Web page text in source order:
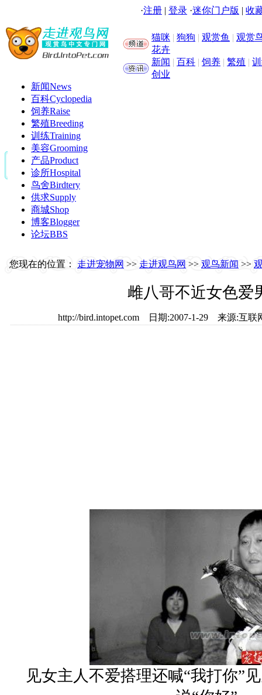
·注册 | 登录 ·迷你门户版 | 收
猫咪 | 狗狗 | 观赏鱼 | 观赏
花卉
新闻 | 百科 | 饲养 | 繁殖 |
创业
新闻News
百科Cyclopedia
饲养Raise
繁殖Breeding
训练Training
美容Grooming
产品Product
诊所Hospital
鸟舍Birdtery
供求Supply
商城Shop
博客Blogger
论坛BBS
您现在的位置： 走进宠物网 >> 走进观鸟网 >> 观鸟新闻 >>
雌八哥不近女色爱
http://bird.intopet.com 日期:2007-1-29 来源:互
见女主人不爱搭理还喊“我打你”